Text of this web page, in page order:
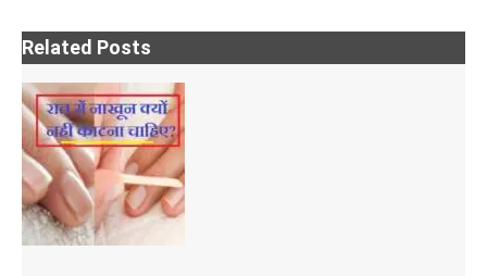
Related Posts